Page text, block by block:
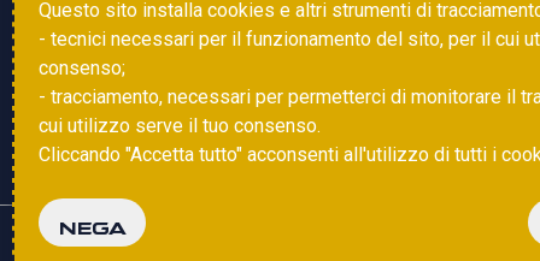
Copyright © 2025 FSGC. Tutti i diritti riservati
Questo sito installa cookies e altri strumenti di
- tecnici necessari per il funzionamento del sito, per il cui
consenso;
- tracciamento, necessari per permetterci di monitorare il
cui utilizzo serve il tuo consenso.
Cliccando "Accetta tutto" acconsenti all'utilizzo di tutti i
NEGA